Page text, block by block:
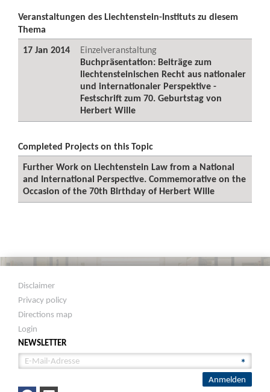
Veranstaltungen des Liechtenstein-Instituts zu diesem
Thema
17 Jan 2014
Einzelveranstaltung
Buchpräsentation: Beiträge zum
liechtensteinischen Recht aus nationaler
und internationaler Perspektive -
Festschrift zum 70. Geburtstag von
Herbert Wille
Completed Projects on this Topic
Further Work on Liechtenstein Law from a National
and International Perspective. Commemorative on the
Occasion of the 70th Birthday of Herbert Wille
Disclaimer
Privacy policy
Directions map
Login
NEWSLETTER